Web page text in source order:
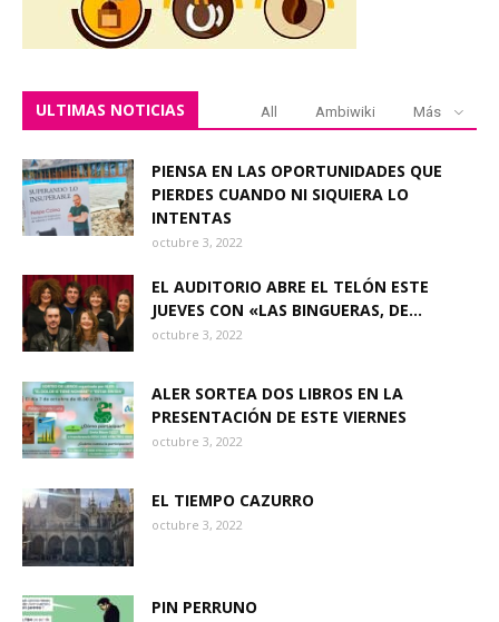
ULTIMAS NOTICIAS All Ambiwiki Más
PIENSA EN LAS OPORTUNIDADES QUE
PIERDES CUANDO NI SIQUIERA LO
INTENTAS
octubre 3, 2022
EL AUDITORIO ABRE EL TELÓN ESTE
JUEVES CON «LAS BINGUERAS, DE...
octubre 3, 2022
ALER SORTEA DOS LIBROS EN LA
PRESENTACIÓN DE ESTE VIERNES
octubre 3, 2022
EL TIEMPO CAZURRO
octubre 3, 2022
PIN PERRUNO